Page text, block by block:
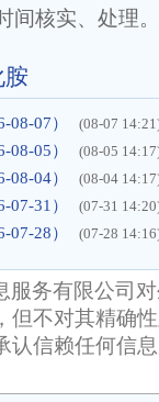
间核实、处理。
胺
07） (08-07
05） (08-05
04） (08-04
31） (07-31
28） (07-28
服务有限公司
但不对其精确
认信赖任何信